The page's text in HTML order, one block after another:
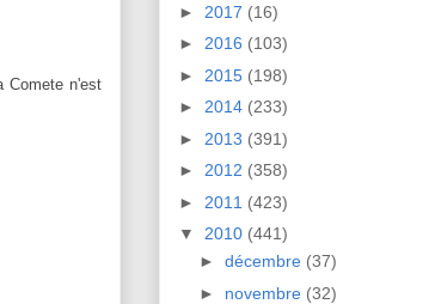
Comete n'est
► 2017 (16)
► 2016 (103)
► 2015 (198)
► 2014 (233)
► 2013 (391)
► 2012 (358)
► 2011 (423)
▼ 2010 (441)
► décembre (37)
► novembre (32)